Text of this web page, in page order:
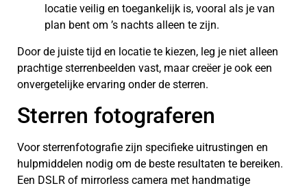
locatie veilig en toegankelijk is, vooral als je van
plan bent om ’s nachts alleen te zijn.
Door de juiste tijd en locatie te kiezen, leg je niet alleen
prachtige sterrenbeelden vast, maar creëer je ook een
onvergetelijke ervaring onder de sterren.
Sterren fotograferen
Voor sterrenfotografie zijn specifieke uitrustingen en
hulpmiddelen nodig om de beste resultaten te bereiken.
Een DSLR of mirrorless camera met handmatige